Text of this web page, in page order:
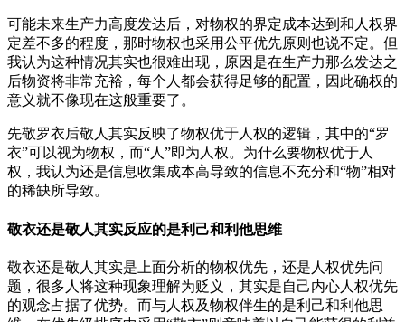
可能未来生产力高度发达后，对物权的界定成本达到和人权界
定差不多的程度，那时物权也采用公平优先原则也说不定。但
我认为这种情况其实也很难出现，原因是在生产力那么发达之
后物资将非常充裕，每个人都会获得足够的配置，因此确权的
意义就不像现在这般重要了。
先敬罗衣后敬人其实反映了物权优于人权的逻辑，其中的“罗
衣”可以视为物权，而“人”即为人权。为什么要物权优于人
权，我认为还是信息收集成本高导致的信息不充分和“物”相对
的稀缺所导致。
敬衣还是敬人其实反应的是利己和利他思维
敬衣还是敬人其实是上面分析的物权优先，还是人权优先问
题，很多人将这种现象理解为贬义，其实是自己内心人权优先
的观念占据了优势。而与人权及物权伴生的是利己和利他思